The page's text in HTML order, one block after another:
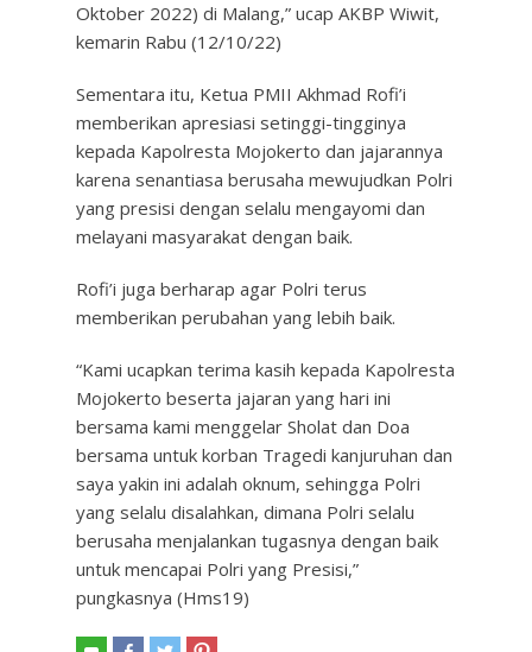
Oktober 2022) di Malang,” ucap AKBP Wiwit,
kemarin Rabu (12/10/22)
Sementara itu, Ketua PMII Akhmad Rofi’i
memberikan apresiasi setinggi-tingginya
kepada Kapolresta Mojokerto dan jajarannya
karena senantiasa berusaha mewujudkan Polri
yang presisi dengan selalu mengayomi dan
melayani masyarakat dengan baik.
Rofi’i juga berharap agar Polri terus
memberikan perubahan yang lebih baik.
“Kami ucapkan terima kasih kepada Kapolresta
Mojokerto beserta jajaran yang hari ini
bersama kami menggelar Sholat dan Doa
bersama untuk korban Tragedi kanjuruhan dan
saya yakin ini adalah oknum, sehingga Polri
yang selalu disalahkan, dimana Polri selalu
berusaha menjalankan tugasnya dengan baik
untuk mencapai Polri yang Presisi,”
pungkasnya (Hms19)